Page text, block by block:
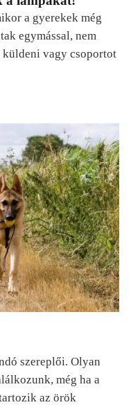
a gyerekek még
egymással, nem
vagy csoportot
szereplői. Olyan
még ha a
az örök